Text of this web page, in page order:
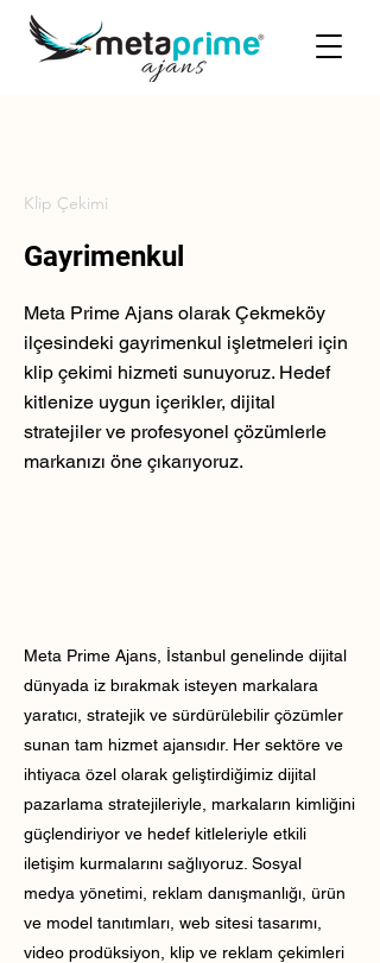
Klip Çekimi
Gayrimenkul
Meta Prime Ajans olarak Çekmeköy
ilçesindeki gayrimenkul işletmeleri için
klip çekimi hizmeti sunuyoruz. Hedef
kitlenize uygun içerikler, dijital
stratejiler ve profesyonel çözümlerle
markanızı öne çıkarıyoruz.
Meta Prime Ajans, İstanbul genelinde dijital
dünyada iz bırakmak isteyen markalara
yaratıcı, stratejik ve sürdürülebilir çözümler
sunan tam hizmet ajansıdır. Her sektöre ve
ihtiyaca özel olarak geliştirdiğimiz dijital
pazarlama stratejileriyle, markaların kimliğini
güçlendiriyor ve hedef kitleleriyle etkili
iletişim kurmalarını sağlıyoruz. Sosyal
medya yönetimi, reklam danışmanlığı, ürün
ve model tanıtımları, web sitesi tasarımı,
video prodüksiyon, klip ve reklam çekimleri